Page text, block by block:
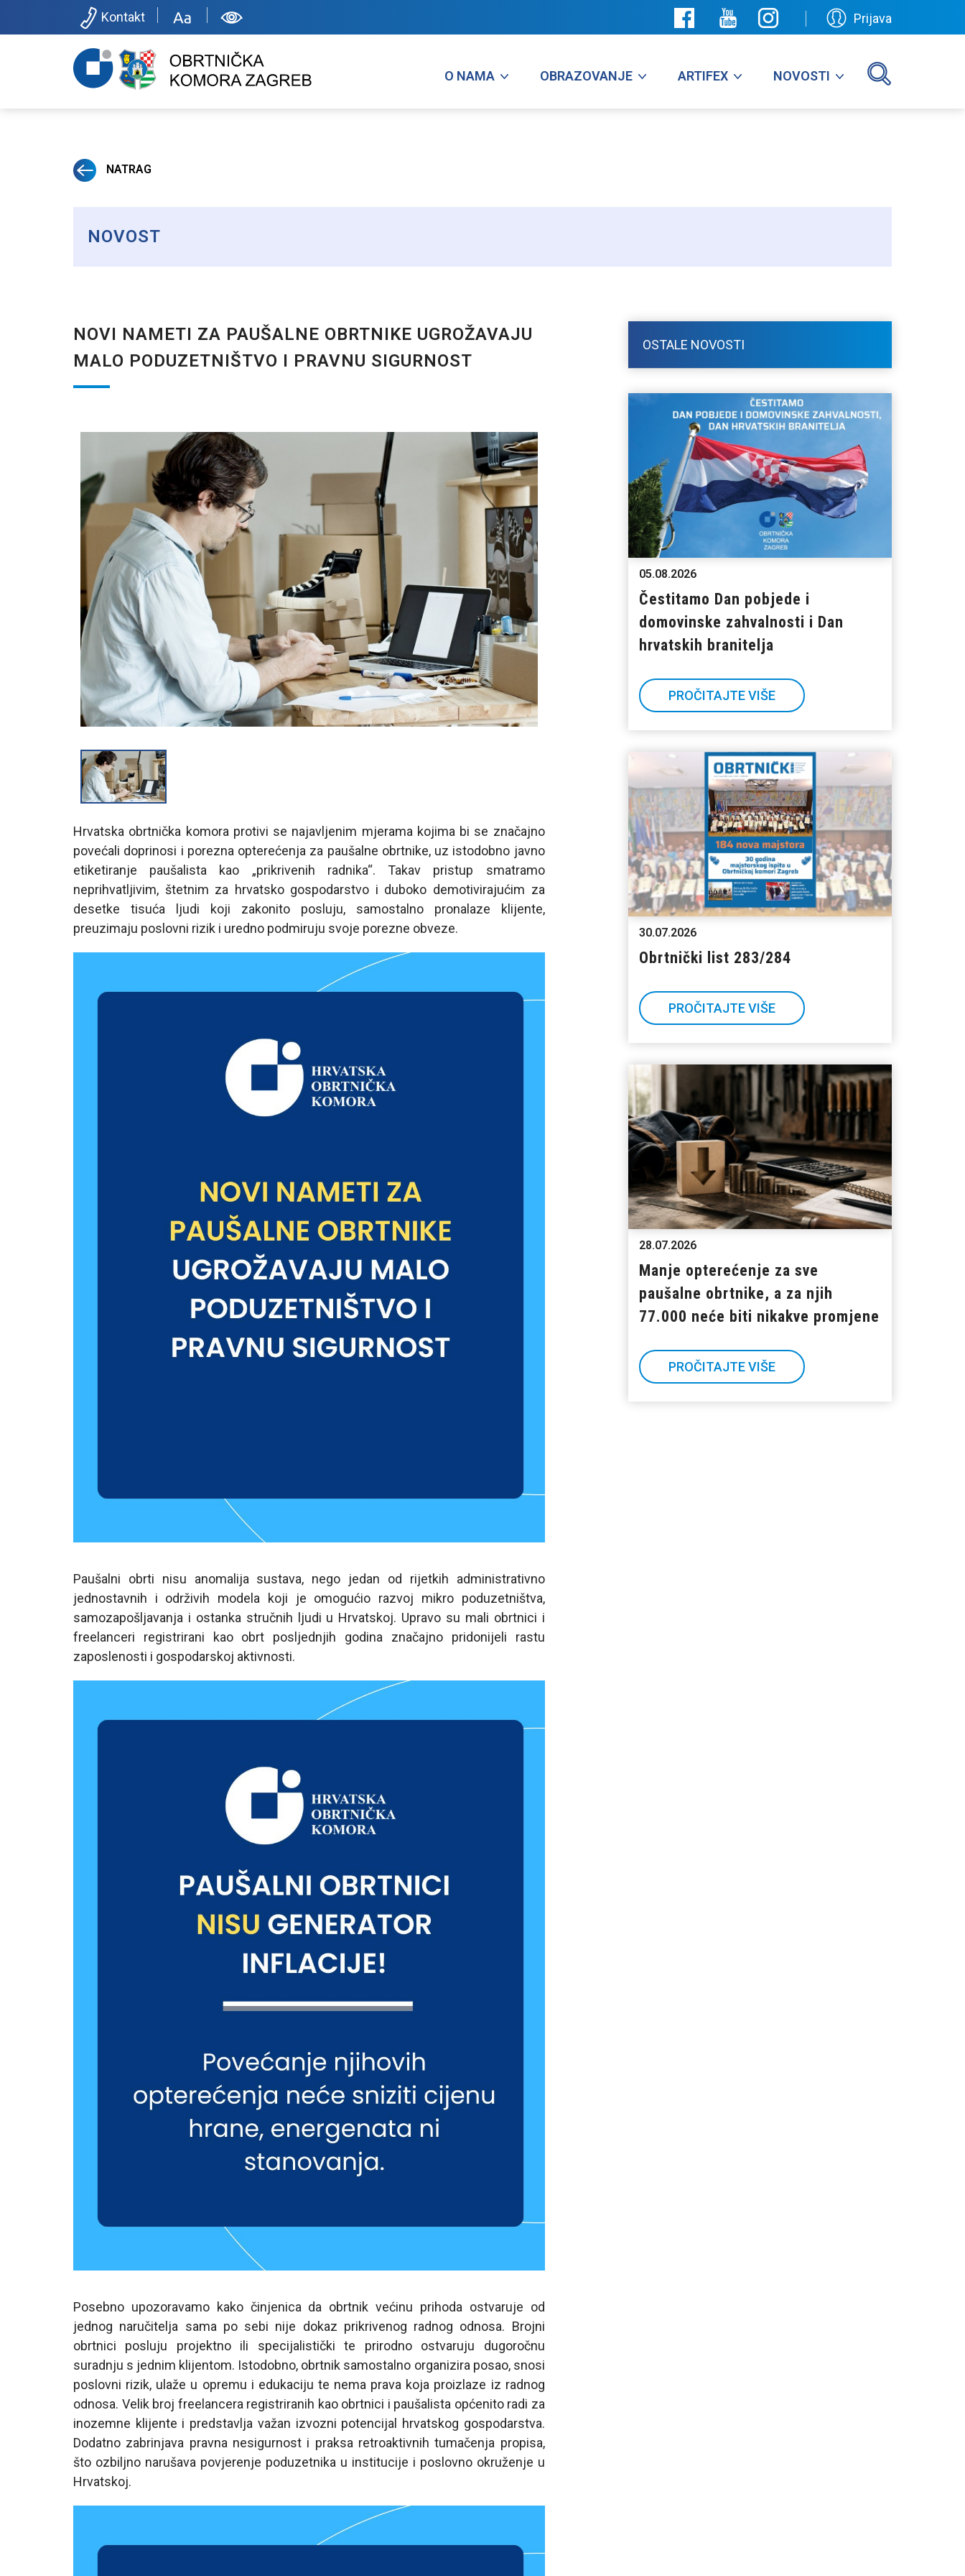
Kontakt Prijava
O NAMA OBRAZOVANJE ARTIFEX NOVOSTI
NATRAG
NOVOST
NOVI NAMETI ZA PAUŠALNE OBRTNIKE UGROŽAVAJU
MALO PODUZETNIŠTVO I PRAVNU SIGURNOST
Hrvatska obrtnička komora protivi se najavljenim mjerama kojima bi se značajno
povećali doprinosi i porezna opterećenja za paušalne obrtnike, uz istodobno javno
etiketiranje paušalista kao „prikrivenih radnika“. Takav pristup smatramo
neprihvatljivim, štetnim za hrvatsko gospodarstvo i duboko demotivirajućim za
desetke tisuća ljudi koji zakonito posluju, samostalno pronalaze klijente,
preuzimaju poslovni rizik i uredno podmiruju svoje porezne obveze.
Paušalni obrti nisu anomalija sustava, nego jedan od rijetkih administrativno
jednostavnih i održivih modela koji je omogućio razvoj mikro poduzetništva,
samozapošljavanja i ostanka stručnih ljudi u Hrvatskoj. Upravo su mali obrtnici i
freelanceri registrirani kao obrt posljednjih godina značajno pridonijeli rastu
zaposlenosti i gospodarskoj aktivnosti.
Posebno upozoravamo kako činjenica da obrtnik većinu prihoda ostvaruje od
jednog naručitelja sama po sebi nije dokaz prikrivenog radnog odnosa. Brojni
obrtnici posluju projektno ili specijalistički te prirodno ostvaruju dugoročnu
suradnju s jednim klijentom. Istodobno, obrtnik samostalno organizira posao, snosi
poslovni rizik, ulaže u opremu i edukaciju te nema prava koja proizlaze iz radnog
odnosa. Velik broj freelancera registriranih kao obrtnici i paušalista općenito radi za
inozemne klijente i predstavlja važan izvozni potencijal hrvatskog gospodarstva.
Dodatno zabrinjava pravna nesigurnost i praksa retroaktivnih tumačenja propisa,
što ozbiljno narušava povjerenje poduzetnika u institucije i poslovno okruženje u
Hrvatskoj.
OSTALE NOVOSTI
05.08.2026
Čestitamo Dan pobjede i
domovinske zahvalnosti i Dan
hrvatskih branitelja
PROČITAJTE VIŠE
30.07.2026
Obrtnički list 283/284
PROČITAJTE VIŠE
28.07.2026
Manje opterećenje za sve
paušalne obrtnike, a za njih
77.000 neće biti nikakve promjene
PROČITAJTE VIŠE